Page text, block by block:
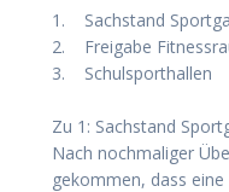
1. Sach­stand
2. Frei­ga­be
3. Schul­sport­hal­len
Zu 1: Sach­stand
Nach noch­ma­li­ger
gekom­men, dass